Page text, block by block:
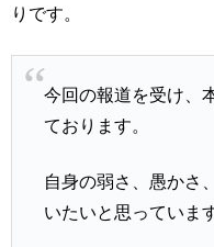
りです。
今回の報道を受け、
ております。
自身の弱さ、愚かさ
いたいと思っています